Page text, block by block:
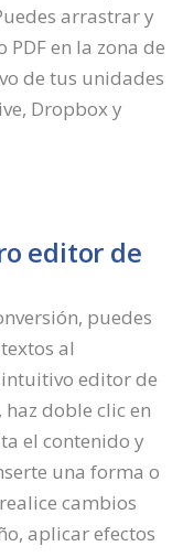
arrastrar y
en la zona de
de tus unidades
Dropbox y
editor de
puedes
al
editor de
haz doble clic en
el contenido y
una forma o
cambios
aplicar efectos